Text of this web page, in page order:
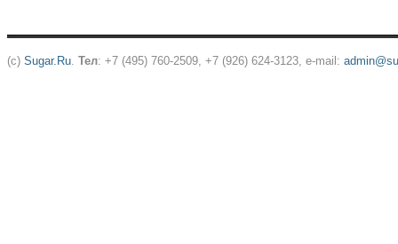
(c) Sugar.Ru. Тел: +7 (495) 760-2509, +7 (926) 624-3123, e-mail: